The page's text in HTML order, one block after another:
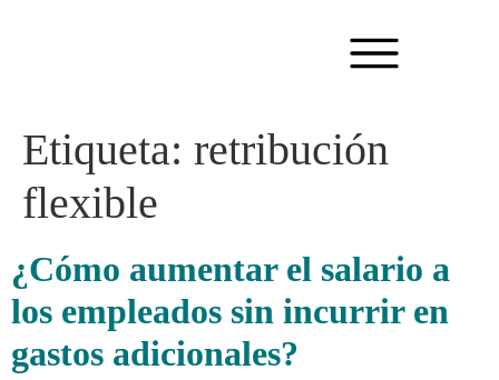
Etiqueta: retribución
flexible
¿Cómo aumentar el salario a
los empleados sin incurrir en
gastos adicionales?